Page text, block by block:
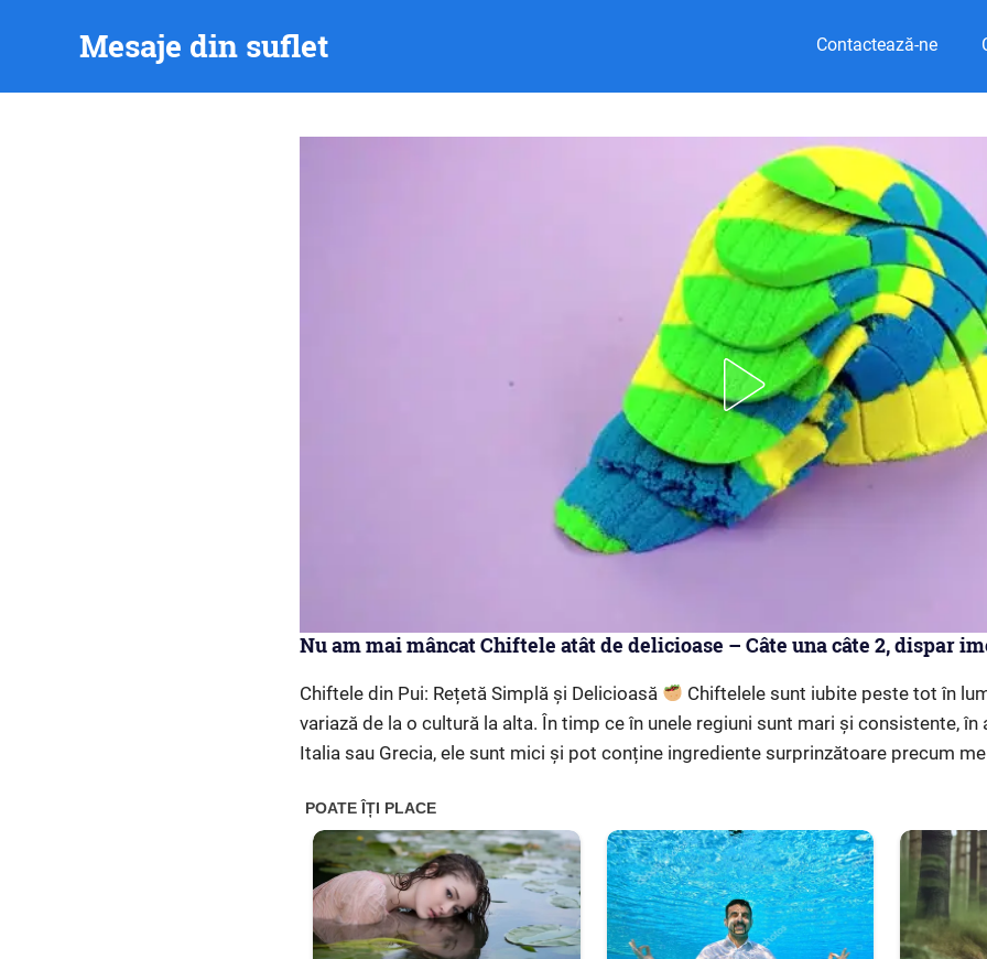
Mesaje din suflet Contactează-ne
Nu am mai mâncat Chiftele atât de delicioase – Câte una câte 2, dispar
Chiftele din Pui: Rețetă Simplă și Delicioasă
Chiftelele sunt iubite peste tot în
variază de la o cultură la alta. În timp ce în unele regiuni sunt mari și consistente, în
Italia sau Grecia, ele sunt mici și pot conține ingrediente surprinzătoare precum